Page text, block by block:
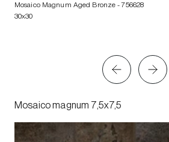
Mosaico Magnum Aged Bronze - 756628
30x30
Mosaico magnum 7,5x7,5